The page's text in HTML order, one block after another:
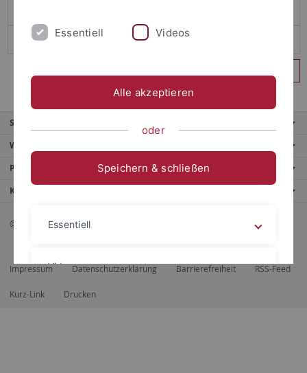
Service
Weitere Angebote
Portale
Kontaktinfo
© 2026 Eberhard Karls Universität Tübingen, Tübingen
Impressum Datenschutzerklärung Barrierefreiheit RSS-Feed
Kurz-Link Drucken
Essentiell Videos
Alle akzeptieren
oder
Speichern & schließen
Essentiell
Videos